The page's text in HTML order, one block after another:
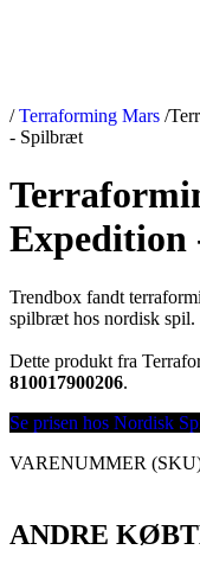
/ Terraforming Mars /
- Spilbræt
Expedition
Trendbox fandt
spilbræt hos nordisk spil.
Dette produkt fra
810017900206.
Se prisen hos Nordisk
VARENUMMER
ANDRE